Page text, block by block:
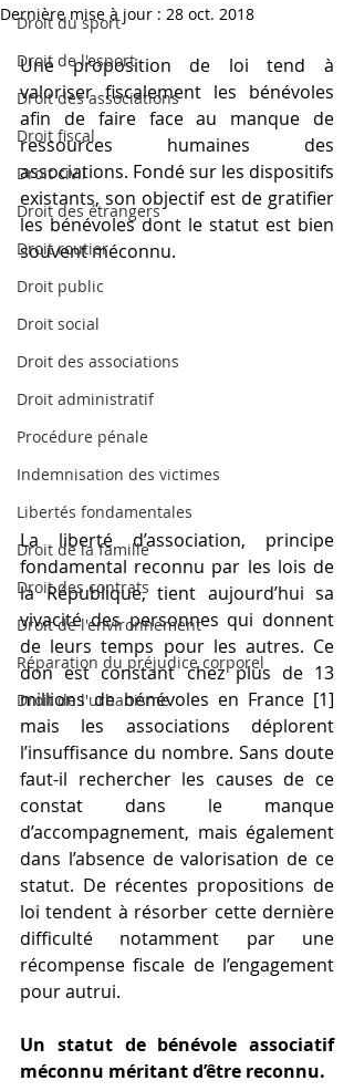
Droit du sport
Droit de l'esport
Droit des associations
Droit fiscal
Droit civil
Droit des étrangers
Droit routier
Droit public
Droit social
Droit des associations
Droit administratif
Procédure pénale
Indemnisation des victimes
Libertés fondamentales
Droit de la famille
Droit des contrats
Droit de l'environnement
Réparation du préjudice corporel
Droit de l'urbanisme
Dernière mise à jour : 28 oct. 2018
Une proposition de loi tend à
valoriser fiscalement les bénévoles
afin de faire face au manque de
ressources humaines des
associations. Fondé sur les dispositifs
existants, son objectif est de gratifier
les bénévoles dont le statut est bien
souvent méconnu.
La liberté d’association, principe
fondamental reconnu par les lois de
la République, tient aujourd’hui sa
vivacité des personnes qui donnent
de leurs temps pour les autres. Ce
don est constant chez plus de 13
millions de bénévoles en France [1]
mais les associations déplorent
l’insuffisance du nombre. Sans doute
faut-il rechercher les causes de ce
constat dans le manque
d’accompagnement, mais également
dans l’absence de valorisation de ce
statut. De récentes propositions de
loi tendent à résorber cette dernière
difficulté notamment par une
récompense fiscale de l’engagement
pour autrui.
Un statut de bénévole associatif
méconnu méritant d’être reconnu.